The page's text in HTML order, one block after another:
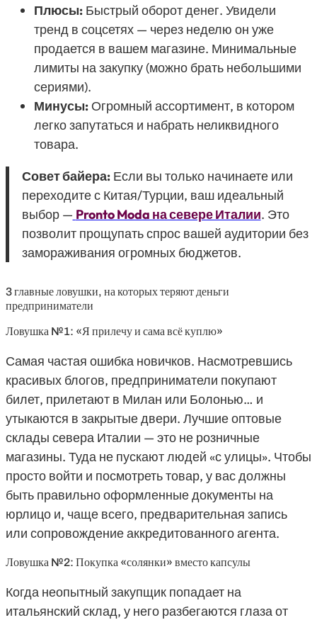
Плюсы: Быстрый оборот денег. Увидели
тренд в соцсетях — через неделю он уже
продается в вашем магазине. Минимальные
лимиты на закупку (можно брать небольшими
сериями).
Минусы: Огромный ассортимент, в котором
легко запутаться и набрать неликвидного
товара.
Совет байера:Если вы только начинаете или
переходите с Китая/Турции, ваш идеальный
выбор — Pronto Moda на севере Италии. Это
позволит прощупать спрос вашей аудитории без
замораживания огромных бюджетов.
3 главные ловушки, на которых теряют деньги
предприниматели
Ловушка №1: «Я прилечу и сама всё куплю»
Самая частая ошибка новичков. Насмотревшись
красивых блогов, предприниматели покупают
билет, прилетают в Милан или Болонью… и
утыкаются в закрытые двери. Лучшие оптовые
склады севера Италии — это не розничные
магазины. Туда не пускают людей «с улицы». Чтобы
просто войти и посмотреть товар, у вас должны
быть правильно оформленные документы на
юрлицо и, чаще всего, предварительная запись
или сопровождение аккредитованного агента.
Ловушка №2: Покупка «солянки» вместо капсулы
Когда неопытный закупщик попадает на
итальянский склад, у него разбегаются глаза от